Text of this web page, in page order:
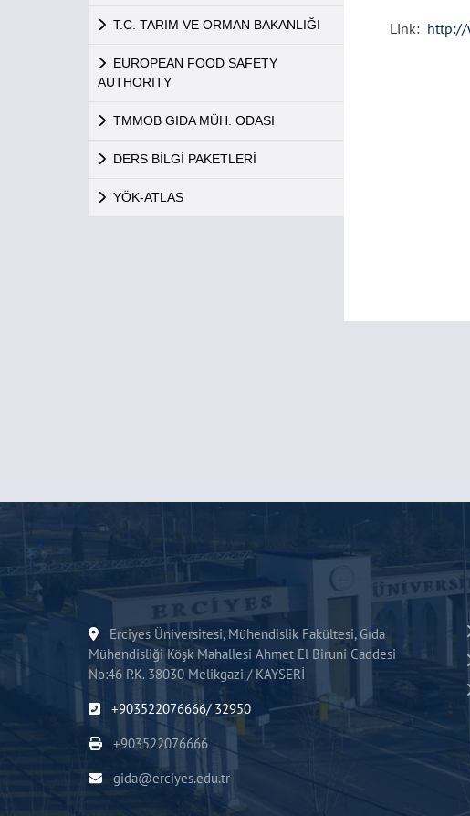
T.C. TARIM VE ORMAN BAKANLIĞI
EUROPEAN FOOD SAFETY
AUTHORITY
TMMOB GIDA MÜH. ODASI
DERS BİLGİ PAKETLERİ
YÖK-ATLAS
Link: http://
Erciyes Üniversitesi, Mühendislik Fakültesi, Gıda
Mühendisliği Köşk Mahallesi Ahmet El Biruni Caddesi
No:46 P.K. 38030 Melikgazi / KAYSERİ
+903522076666/ 32950
+903522076666
gida@erciyes.edu.tr